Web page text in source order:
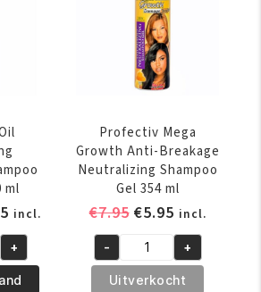
ml
Huidige
prijs
is:
€12.95.
incl.
+
Profectiv Mega
Growth Anti-Breakage
Neutralizing Shampoo
Gel 354 ml
€7.95 Oorspronkelijke
was:
€7.95.
€5.95Huidige
prijs
is:
€5.95.
incl.
Profectiv
Mega
- +
Uitverkocht